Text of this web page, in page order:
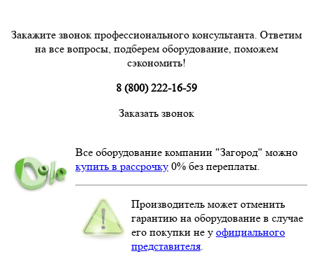
Закажите звонок профессионального консультанта. Ответим
на все вопросы, подберем оборудование, поможем
сэкономить!
8 (800) 222-16-59
Заказать звонок
Все оборудование компании "Загород" можно
купить в рассрочку 0% без переплаты.
Производитель может отменить
гарантию на оборудование в случае
его покупки не у официального
представителя.